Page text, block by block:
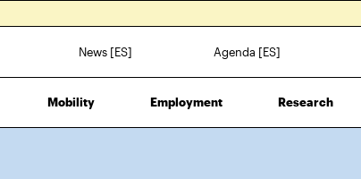
News [ES] Agenda [ES]
Mobility Employment Research